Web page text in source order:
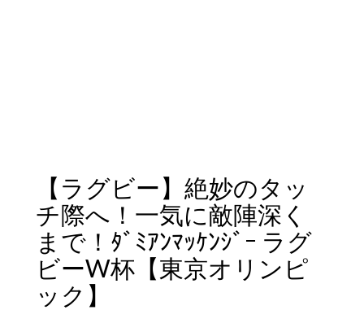
【ラグビー】絶妙のタッ
チ際へ！一気に敵陣深く
まで！ﾀﾞﾐｱﾝﾏｯｹﾝｼﾞｰ ラグ
ビーW杯【東京オリンピ
ック】